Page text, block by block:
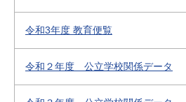
令和3年度 教育便覧
令和２年度 公立学校関係データ